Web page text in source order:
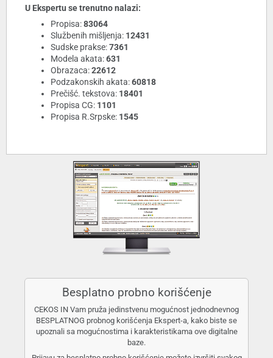
U Ekspertu se trenutno nalazi:
Propisa:83064
Službenih mišljenja: 12431
Sudske prakse:7361
Modela akata:631
Obrazaca:22612
Podzakonskih akata:60818
Prečišć. tekstova: 18401
Propisa CG: 1101
Propisa R.Srpske: 1545
Besplatno probno korišćenje
CEKOS IN Vam pruža jedinstvenu mogućnost jednodnevnog
BESPLATNOG probnog korišćenja Ekspert-a, kako biste se
upoznali sa mogućnostima i karakteristikama ove digitalne
baze.